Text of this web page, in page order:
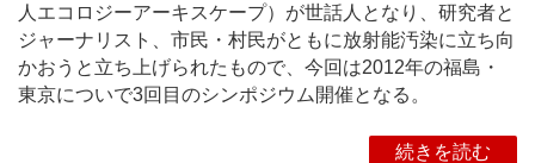
人エコロジーアーキスケープ）が世話人となり、研究者と
ジャーナリスト、市民・村民がともに放射能汚染に立ち向
かおうと立ち上げられたもので、今回は2012年の福島・
東京についで3回目のシンポジウム開催となる。
続きを読む